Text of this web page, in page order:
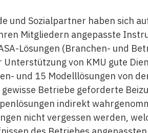
und Sozialpartner haben sich
Mitgliedern angepasste
Lösungen (Branchen- und
Unterstützung von KMU gute
und 15 Modelllösungen von
Betriebe geforderte
indirekt
nicht vergessen werden,